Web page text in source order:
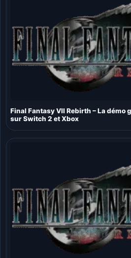
Final Fantasy VII Rebirth – La
sur Switch 2 et Xbox